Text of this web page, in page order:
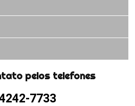
pelos telefones
7733